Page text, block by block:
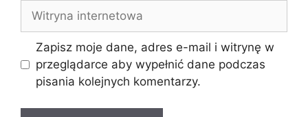
Witryna
internetowa
Zapisz moje dane, adres e-mail i witrynę w
przeglądarce aby wypełnić dane podczas
pisania kolejnych komentarzy.